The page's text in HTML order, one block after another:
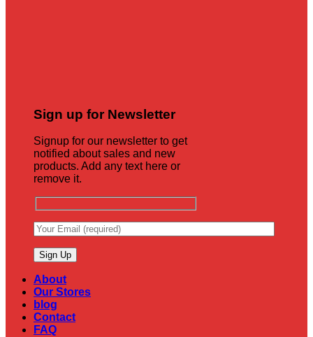
Sign up for Newsletter
Signup for our newsletter to get
notified about sales and new
products. Add any text here or
remove it.
About
Our Stores
blog
Contact
FAQ